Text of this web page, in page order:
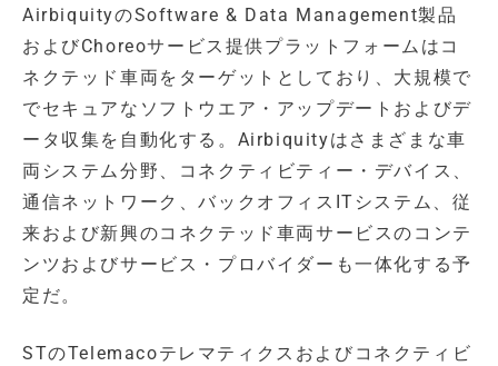
AirbiquityのSoftware & Data Management製品
およびChoreoサービス提供プラットフォームはコ
ネクテッド車両をターゲットとしており、大規模で
でセキュアなソフトウエア・アップデートおよびデ
ータ収集を自動化する。Airbiquityはさまざまな車
両システム分野、コネクティビティー・デバイス、
通信ネットワーク、バックオフィスITシステム、従
来および新興のコネクテッド車両サービスのコンテ
ンツおよびサービス・プロバイダーも一体化する予
定だ。
STのTelemacoテレマティクスおよびコネクティビ